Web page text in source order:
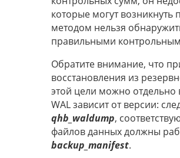
которые могут
методом нельзя
правильными
Обратите внимание, что
восстановления из
этой цели можно отдельно
WAL зависит от версии:
qhb_waldump,
файлов данных должны
backup_manifest.